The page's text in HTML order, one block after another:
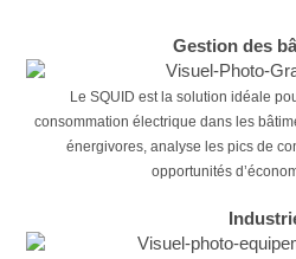
Gestion des
Le SQUID est la solution idéale
consommation électrique dans les
énergivores, analyse les pics de
opportunités